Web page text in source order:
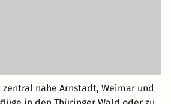
nahe Arnstadt, Weimar und